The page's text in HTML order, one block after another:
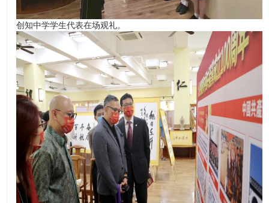
创知中学学生代表在场观礼。